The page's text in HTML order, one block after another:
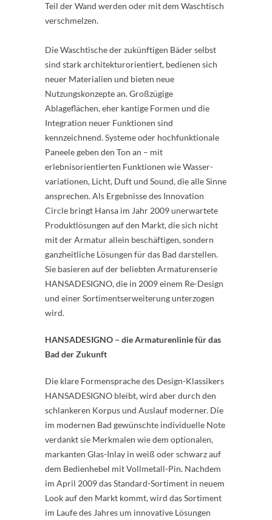
Teil der Wand werden oder mit dem Waschtisch
verschmelzen.
Die Waschtische der zukünftigen Bäder selbst
sind stark architekturorientiert, bedienen sich
neuer Materialien und bieten neue
Nutzungskonzepte an. Großzügige
Ablageflächen, eher kantige Formen und die
Integration neuer Funktionen sind
kennzeichnend. Systeme oder hochfunktionale
Paneele geben den Ton an – mit
erlebnisorientierten Funktionen wie Wasser-
variationen, Licht, Duft und Sound, die alle Sinne
ansprechen. Als Ergebnisse des Innovation
Circle bringt Hansa im Jahr 2009 unerwartete
Produktlösungen auf den Markt, die sich nicht
mit der Armatur allein beschäftigen, sondern
ganzheitliche Lösungen für das Bad darstellen.
Sie basieren auf der beliebten Armaturenserie
HANSADESIGNO, die in 2009 einem Re-Design
und einer Sortimentserweiterung unterzogen
wird.
HANSADESIGNO – die Armaturenlinie für das
Bad der Zukunft
Die klare Formensprache des Design-Klassikers
HANSADESIGNO bleibt, wird aber durch den
schlankeren Korpus und Auslauf moderner. Die
im modernen Bad gewünschte individuelle Note
verdankt sie Merkmalen wie dem optionalen,
markanten Glas-Inlay in weiß oder schwarz auf
dem Bedienhebel mit Vollmetall-Pin. Nachdem
im April 2009 das Standard-Sortiment in neuem
Look auf den Markt kommt, wird das Sortiment
im Laufe des Jahres um innovative Lösungen